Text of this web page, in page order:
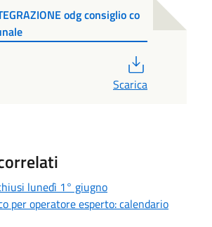
odg consiglio co
Scarica
lunedì 1° giugno
per operatore esperto: calendario